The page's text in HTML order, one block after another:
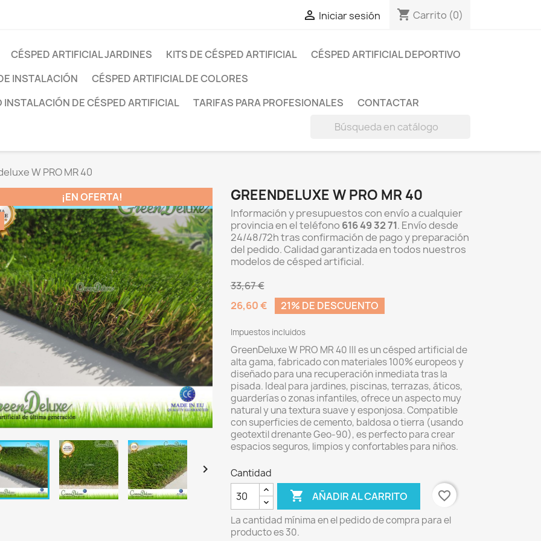
 Iniciar sesión shopping_cart Carrito (0)
CÉSPED ARTIFICIAL JARDINES KITS DE CÉSPED ARTIFICIAL
CÉSPED ARTIFICIAL DEPORTIVO
INSTALACIÓN
CÉSPED ARTIFICIAL DE COLORES
INSTALACIÓN DE CÉSPED ARTIFICIAL
TARIFAS PARA PROFESIONALES CONTACTAR

W PRO MR 40
¡EN OFERTA!

GREENDELUXE W PRO MR 40
Información y presupuestos con envío a cualquier
provincia en el teléfono 616 49 32 71. Envío desde
24/48/72h tras confirmación de pago y preparación
del pedido. Calidad garantizada en todos nuestros
modelos de césped artificial.
33,67 €
26,60 €
21% DE DESCUENTO
Impuestos incluidos
GreenDeluxe W PRO MR 40 III es un césped artificial de
alta gama, fabricado con materiales 100% europeos y
diseñado para una recuperación inmediata tras la
pisada. Ideal para jardines, piscinas, terrazas, áticos,
guarderías o zonas infantiles, ofrece un aspecto muy
natural y una textura suave y esponjosa. Compatible
con superficies de cemento, baldosa o tierra (usando
geotextil drenante Geo-90), es perfecto para crear
espacios seguros, limpios y confortables para niños.
Cantidad
 AÑADIR AL CARRITO favorite_border
La cantidad mínima en el pedido de compra para el
producto es 30.